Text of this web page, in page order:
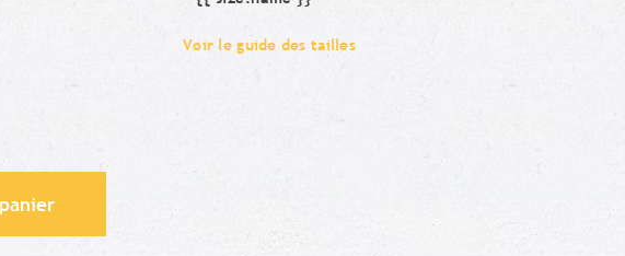
Taille
Voir le guide des tailles